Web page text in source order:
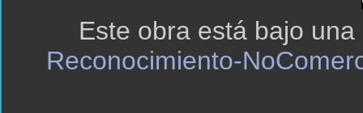
Este obra está bajo una
Reconocimiento-